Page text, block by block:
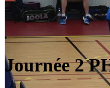
Journée 2